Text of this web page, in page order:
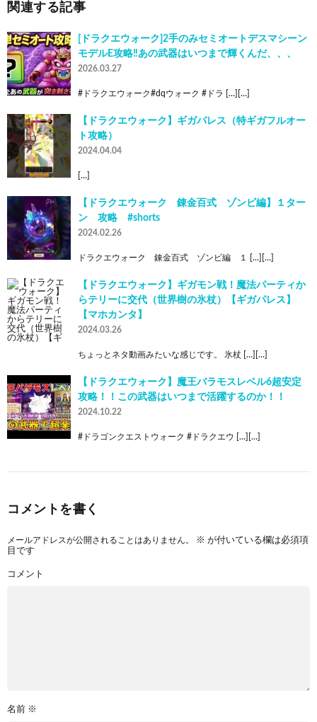
関連する記事
[ドラクエウォーク]2手のみセミオートデスマシーン
モデルE攻略‼️あの武器はいつまで輝くんだ、、、
2026.03.27
#ドラクエウォーク#dqウォーク #ドラ […][…]
【ドラクエウォーク】ギガパレス（特ギガフルオー
ト攻略）
2024.04.04
[…]
【ドラクエウォーク 錬金百式 ゾンビ編】１ター
ン 攻略 #shorts
2024.02.26
ドラクエウォーク 錬金百式 ゾンビ編 １ […][…]
【ドラクエウォーク】ギガモン戦！魔法パーティか
らテリーに交代（世界樹の氷杖）【ギガパレス】
【マホカンタ】
2024.03.26
ちょっとネタ動画みたいな感じです。 氷杖 […][…]
【ドラクエウォーク】魔王バラモスレベル6超安定
攻略！！この武器はいつまで活躍するのか！！
2024.10.22
#ドラゴンクエストウォーク #ドラクエウ […][…]
コメントを書く
メールアドレスが公開されることはありません。 ※ が付いている欄は必須項
目です
コメント
名前 ※